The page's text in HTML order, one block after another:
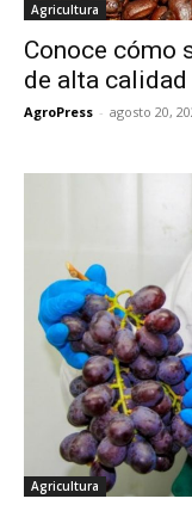
Agricultura
Conoce cómo
de alta calidad
AgroPress - agosto 20,
Agricultura